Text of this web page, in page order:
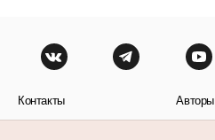
Контакты Авторы